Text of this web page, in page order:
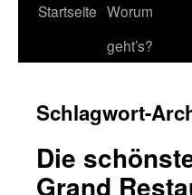
Startseite Worum
geht’s?
Schlagwort-
Die
Grand